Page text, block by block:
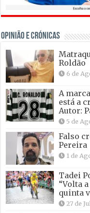
OPINIÃO E CRÓNICAS
Roldão
6 de
A
está a
Autor:
5 de
Falso
Pereira
1 de
Tadei
“Volta
quinta
27 de